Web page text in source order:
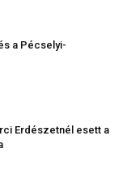
a Pécselyi-
Erdészetnél esett a